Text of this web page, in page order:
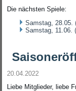
Die nächsten Spiele:
Samstag, 28.05.
Samstag, 11.06.
20.04.2022
Liebe Mitglieder, liebe